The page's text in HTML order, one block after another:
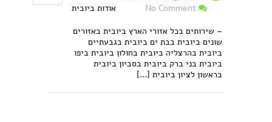
No Comment
אודות ביובית
– שירותים בכל אזורי הארץ ביובית באזורים
שונים ביובית בבת ים ביובית בגבעתיים
ביובית בהרצליה ביובית בחולון ביובית ביפו
ביובית בני ברק ביובית בסביון ביובית
בראשון לציון ביובית [...]